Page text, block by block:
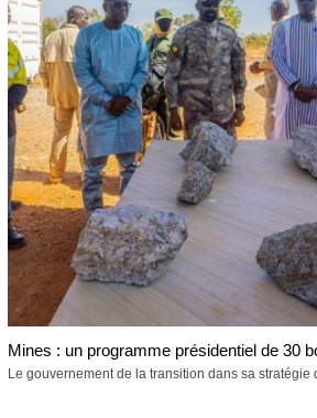
Mines : un programme présidentiel de 30
Le gouvernement de la transition dans sa stratégie